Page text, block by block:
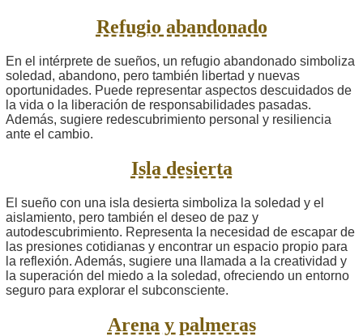
Refugio abandonado
En el intérprete de sueños, un refugio abandonado simboliza
soledad, abandono, pero también libertad y nuevas
oportunidades. Puede representar aspectos descuidados de
la vida o la liberación de responsabilidades pasadas.
Además, sugiere redescubrimiento personal y resiliencia
ante el cambio.
Isla desierta
El sueño con una isla desierta simboliza la soledad y el
aislamiento, pero también el deseo de paz y
autodescubrimiento. Representa la necesidad de escapar de
las presiones cotidianas y encontrar un espacio propio para
la reflexión. Además, sugiere una llamada a la creatividad y
la superación del miedo a la soledad, ofreciendo un entorno
seguro para explorar el subconsciente.
Arena y palmeras